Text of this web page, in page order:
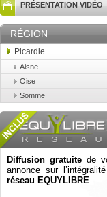
PRÉSENTATION VIDÉO
RÉGION
Picardie
Aisne
Oise
Somme
Diffusion gratuite de
annonce sur
réseau EQUYLIBRE.